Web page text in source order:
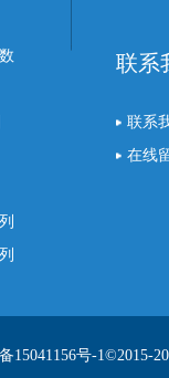
联系
联系
在线
15041156号-1©2015-